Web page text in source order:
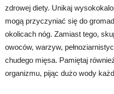
zdrowej diety. Unikaj
mogą przyczyniać się do
okolicach nóg. Zamiast tego,
owoców, warzyw,
chudego mięsa. Pamiętaj
organizmu, pijąc dużo wody